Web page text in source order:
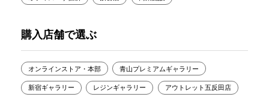
購入店舗で選ぶ
オンラインストア・本部 青山プレミアムギャラリー
新宿ギャラリー レジンギャラリー アウトレット五反田店